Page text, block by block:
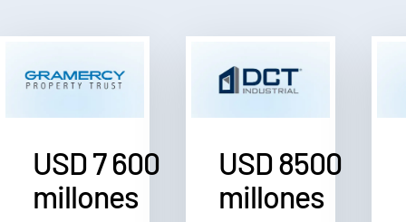
USD 7 600
millones
USD 8500
millones